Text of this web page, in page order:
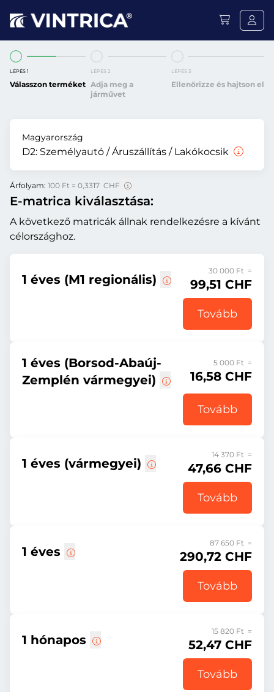
LÉPÉS 1
Válasszon terméket
LÉPÉS 2
Adja meg a
járművet
LÉPÉS 3
Ellenőrizze és hajtson el
Magyarország
D2: Személyautó / Áruszállítás / Lakókocsik
Árfolyam: 100 Ft = 0,3317 CHF
E-matrica kiválasztása:
A következő matricák állnak rendelkezésre a kívánt
célországhoz.
1 éves (M1 regionális)
30 000 Ft =
99,51 CHF
Tovább
1 éves (Borsod-Abaúj-
Zemplén vármegyei)
5 000 Ft =
16,58 CHF
Tovább
1 éves (vármegyei)
14 370 Ft =
47,66 CHF
Tovább
1 éves
87 650 Ft =
290,72 CHF
Tovább
1 hónapos
15 820 Ft =
52,47 CHF
Tovább